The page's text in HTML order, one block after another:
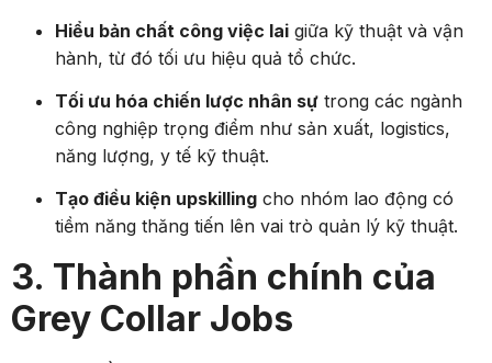
Hiểu bản chất công việc lai giữa kỹ thuật và vận
hành, từ đó tối ưu hiệu quả tổ chức.
Tối ưu hóa chiến lược nhân sự trong các ngành
công nghiệp trọng điểm như sản xuất, logistics,
năng lượng, y tế kỹ thuật.
Tạo điều kiện upskilling cho nhóm lao động có
tiềm năng thăng tiến lên vai trò quản lý kỹ thuật.
3. Thành phần chính của
Grey Collar Jobs